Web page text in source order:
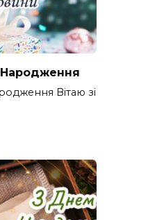
Вітаю зі